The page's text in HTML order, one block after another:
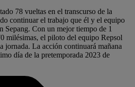
78 vueltas en el transcurso de la
continuar el trabajo que él y el equipo
Sepang. Con un mejor tiempo de 1
milésimas, el piloto del equipo Repsol
jornada. La acción continuará mañana
día de la pretemporada 2023 de